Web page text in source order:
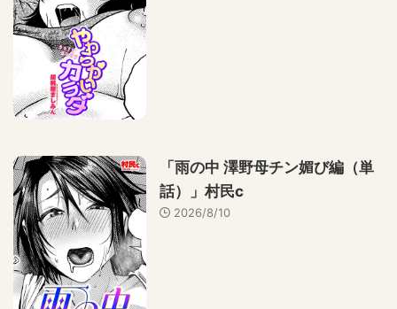
「雨の中 澤野母チン媚び編（単
話）」村民c
2026/8/10